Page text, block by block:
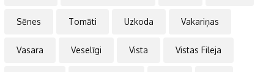
Sēnes Tomāti Uzkoda Vakariņas
Vasara Veselīgi Vista Vistas Fileja